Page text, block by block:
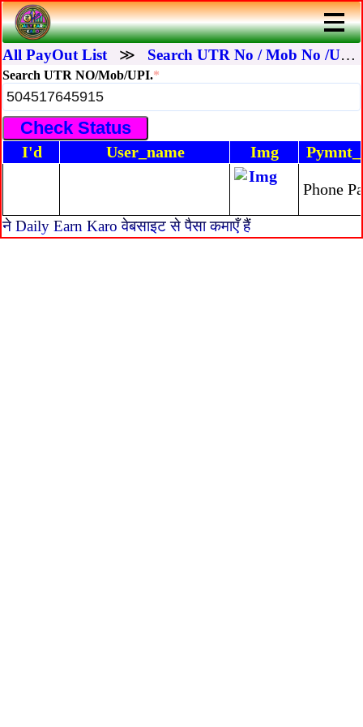
All PayOut List ≫ Search UTR No / Mob No /UPI I'd
Search UTR NO/Mob/UPI.*
I'd User_name Img
Phone
ने Daily Earn Karo वेबसाइट से पैसा कमाएँ हैं